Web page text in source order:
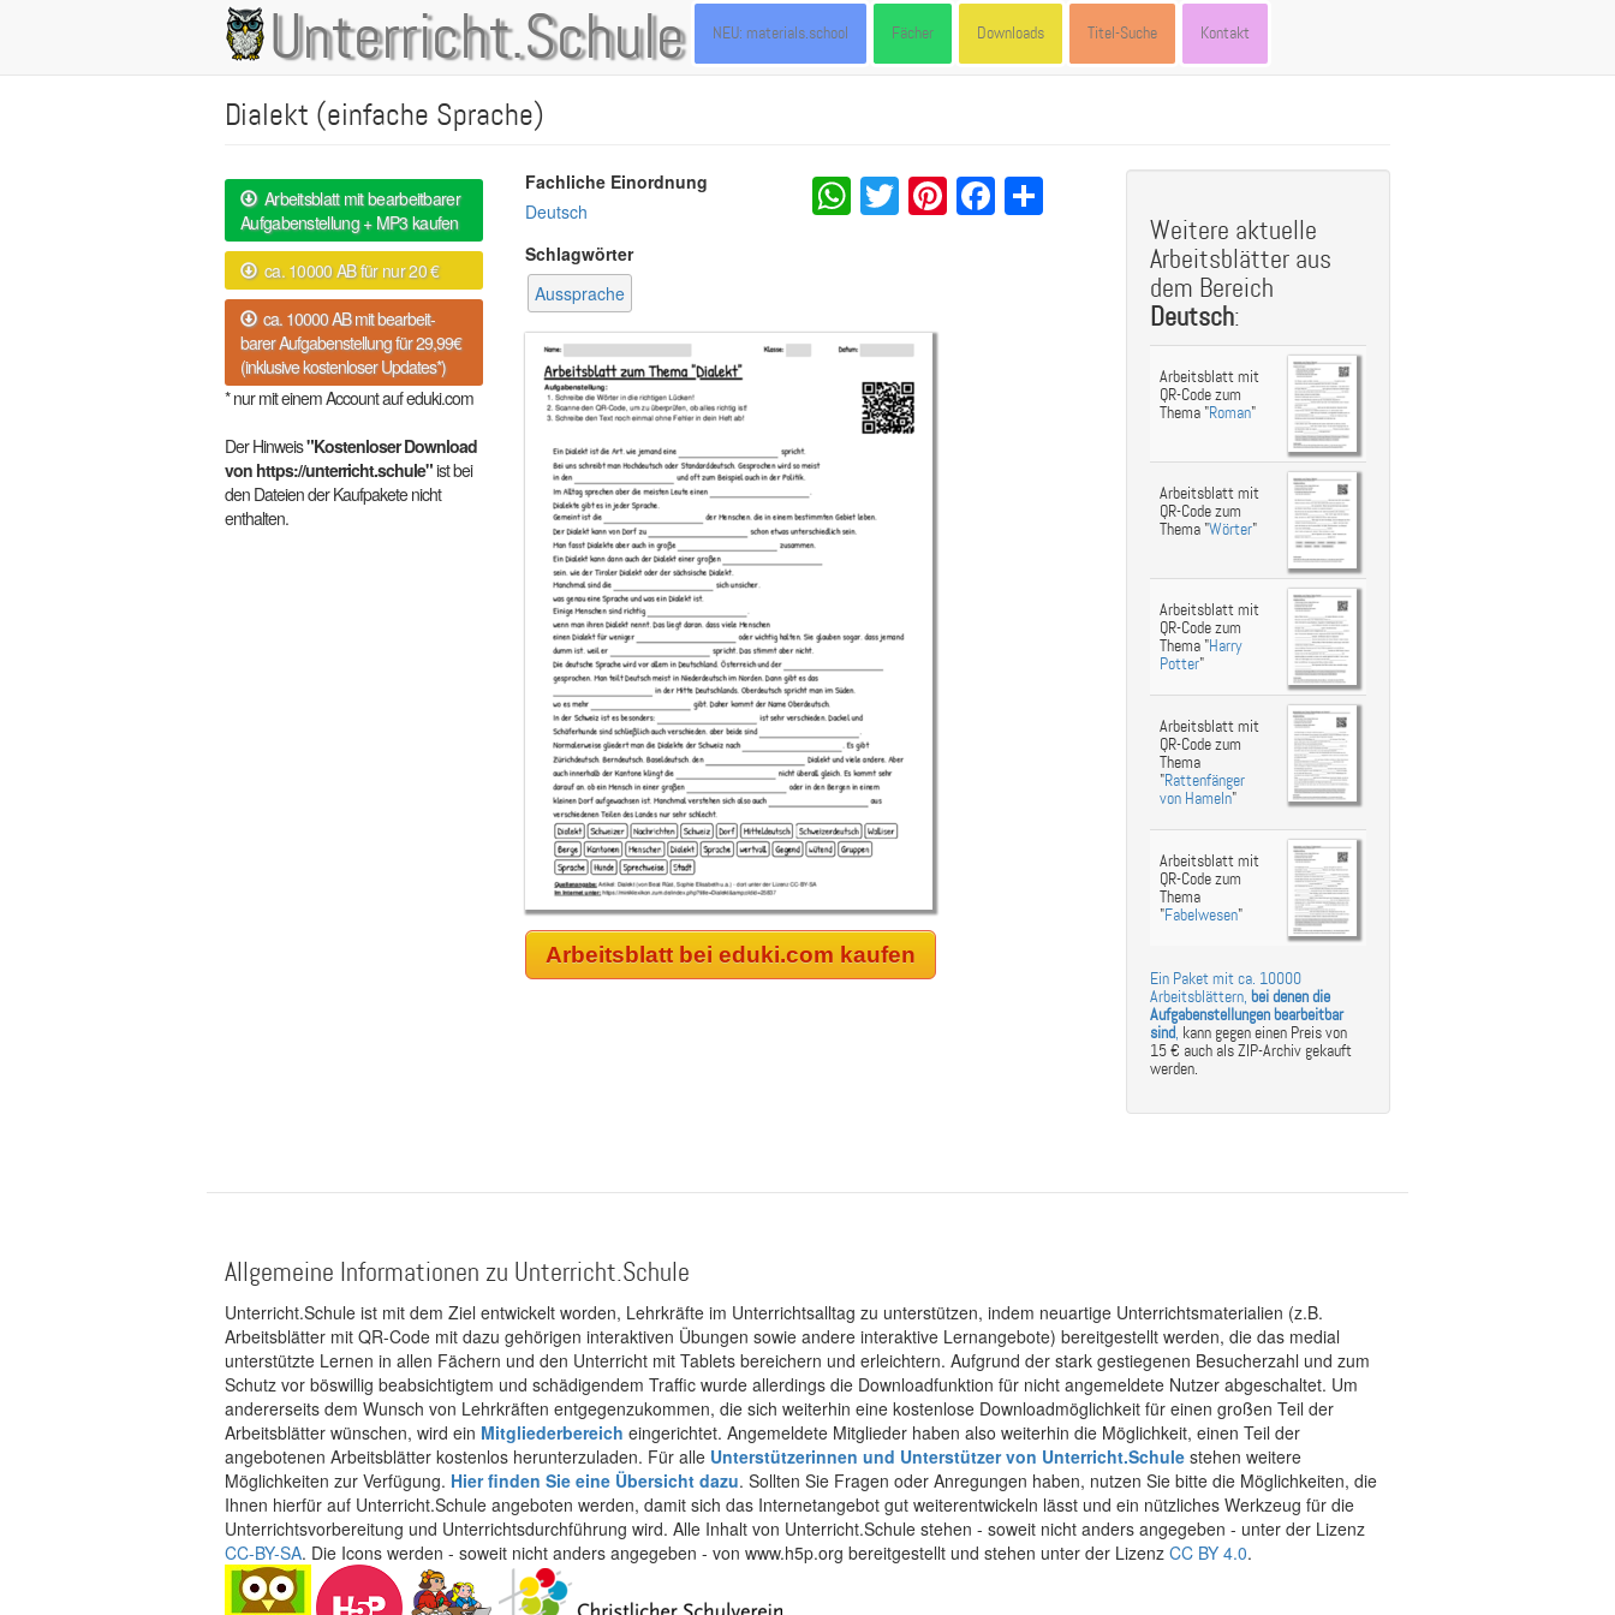
Unterricht.Schule
Main
navigation
NEU: materials.school Fächer Downloads Titel-Suche Kontakt
Dialekt (einfache Sprache)
Arbeitsblatt mit bearbeitbarer
Aufgabenstellung + MP3 kaufen
ca. 10000 AB für nur 20 €
ca. 10000 AB mit bearbeit-
barer Aufgabenstellung für 29,99€
(inklusive kostenloser Updates*)
* nur mit einem Account auf eduki.com
Der Hinweis"Kostenloser Download
von https://unterricht.schule"ist bei
den Dateien der Kaufpakete nicht
enthalten.
Fachliche Einordnung
Deutsch
Schlagwörter
Aussprache
WhatsApp
Twitter
Pinterest
Facebook
Share
Arbeitsblatt bei eduki.com kaufen
Weitere aktuelle
Arbeitsblätter aus
dem Bereich
Deutsch:
Arbeitsblatt mit
QR-Code zum
Thema "Roman"
Arbeitsblatt mit
QR-Code zum
Thema "Wörter"
Arbeitsblatt mit
QR-Code zum
Thema "Harry
Potter"
Arbeitsblatt mit
QR-Code zum
Thema
"Rattenfänger
von Hameln"
Arbeitsblatt mit
QR-Code zum
Thema
"Fabelwesen"
Ein Paket mit ca. 10000
Arbeitsblättern, bei denen die
Aufgabenstellungen bearbeitbar
sind, kann gegen einen Preis von
15 € auch als ZIP-Archiv gekauft
werden.
Allgemeine Informationen zu Unterricht.Schule
Unterricht.Schule ist mit dem Ziel entwickelt worden, Lehrkräfte im Unterrichtsalltag zu unterstützen, indem neuartige Unterrichtsmaterialien (z.B.
Arbeitsblätter mit QR-Code mit dazu gehörigen interaktiven Übungen sowie andere interaktive Lernangebote) bereitgestellt werden, die das medial
unterstützte Lernen in allen Fächern und den Unterricht mit Tablets bereichern und erleichtern. Aufgrund der stark gestiegenen Besucherzahl und zum
Schutz vor böswillig beabsichtigtem und schädigendem Traffic wurde allerdings die Downloadfunktion für nicht angemeldete Nutzer abgeschaltet. Um
andererseits dem Wunsch von Lehrkräften entgegenzukommen, die sich weiterhin eine kostenlose Downloadmöglichkeit für einen großen Teil der
Arbeitsblätter wünschen, wird ein Mitgliederbereich eingerichtet. Angemeldete Mitglieder haben also weiterhin die Möglichkeit, einen Teil der
angebotenen Arbeitsblätter kostenlos herunterzuladen. Für alle Unterstützerinnen und Unterstützer von Unterricht.Schule stehen weitere
Möglichkeiten zur Verfügung. Hier finden Sie eine Übersicht dazu. Sollten Sie Fragen oder Anregungen haben, nutzen Sie bitte die Möglichkeiten, die
Ihnen hierfür auf Unterricht.Schule angeboten werden, damit sich das Internetangebot gut weiterentwickeln lässt und ein nützliches Werkzeug für die
Unterrichtsvorbereitung und Unterrichtsdurchführung wird. Alle Inhalt von Unterricht.Schule stehen - soweit nicht anders angegeben - unter der Lizenz
CC-BY-SA. Die Icons werden - soweit nicht anders angegeben - von www.h5p.org bereitgestellt und stehen unter der Lizenz CC BY 4.0.